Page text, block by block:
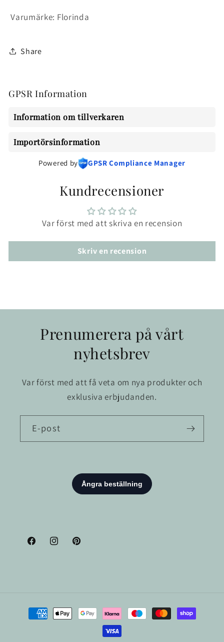
Varumärke: Florinda
Share
GPSR Information
Information om tillverkaren
Importörsinformation
Powered by GPSR Compliance Manager
Kundrecensioner
Var först med att skriva en recension
Skriv en recension
Prenumerera på vårt
nyhetsbrev
Var först med att få veta om nya produkter och
exklusiva erbjudanden.
E-post
FacebookInstagramPinterest
Betalningsmetoder